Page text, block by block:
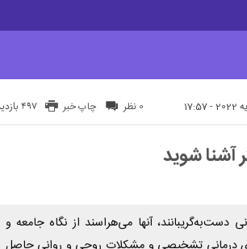
497 بازدید چاپ خبر 0 نظر
آشنا شوید
دست‌به‌گریبانند، آنها می‌هراسند از نگاه جامعه و